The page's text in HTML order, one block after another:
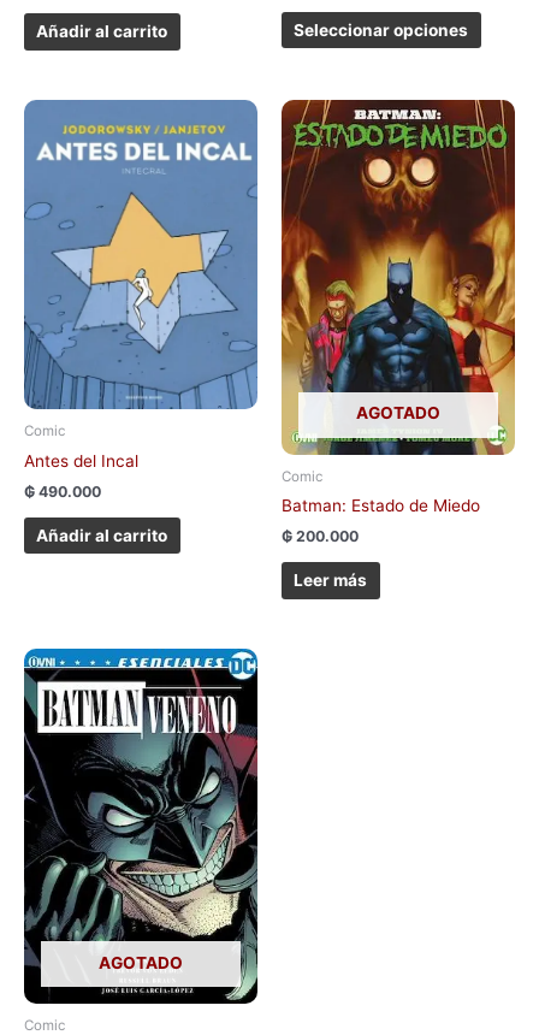
Añadir al carrito Seleccionar opciones
Comic
Antes del Incal
₲ 490.000
Añadir al carrito
AGOTADO
Comic
Batman: Estado de Miedo
₲ 200.000
Leer más
AGOTADO
Comic